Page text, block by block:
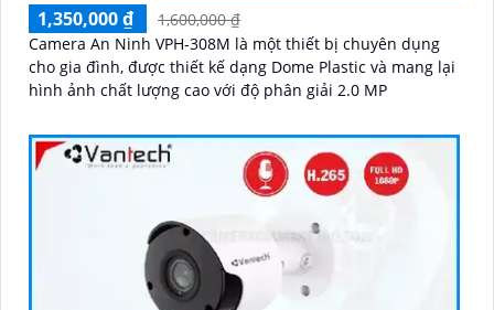
1,350,000 ₫
1,600,000 ₫
Camera An Ninh VPH-308M là một thiết bị chuyên dụng
cho gia đình, được thiết kế dạng Dome Plastic và mang lại
hình ảnh chất lượng cao với độ phân giải 2.0 MP